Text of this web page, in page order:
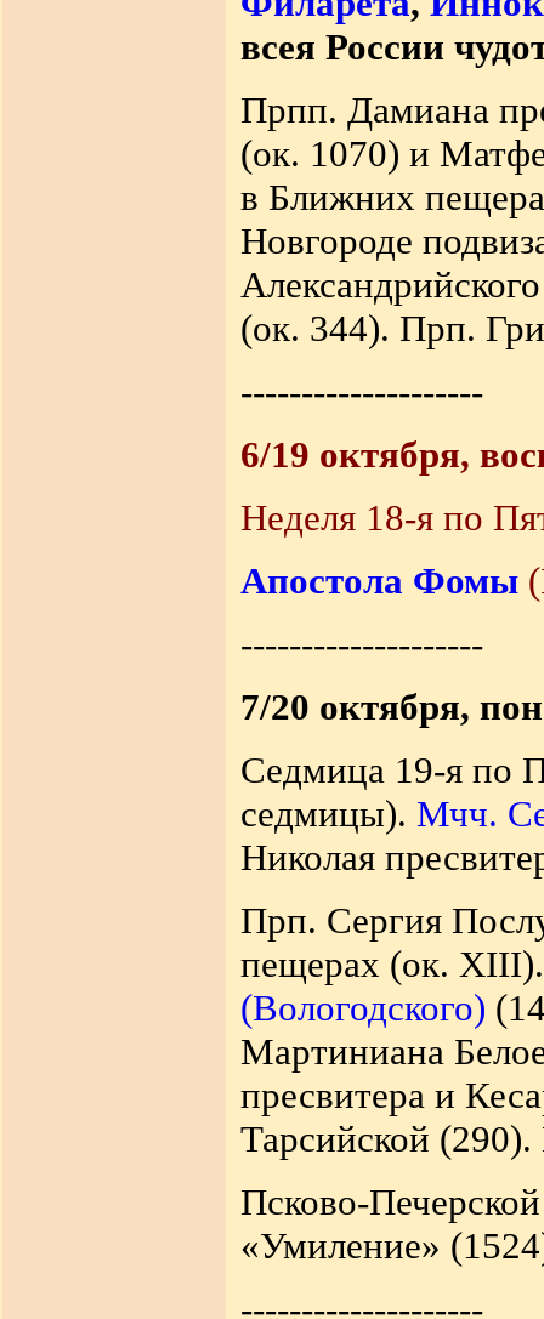
всея России
Прпп. Дамиана
(ок. 1070) и
в Ближних
Новгороде
(ок. 344). Прп.
--------------------
6/19 октября,
Неделя 18-я по
Апостола Фомы
--------------------
7/20 октября,
Седмица 19-я по
седмицы). Мчч.
Николая
Прп. Сергия
пещерах (ок.
(Вологодского)
Мартиниана
пресвитера и
Тарсийской
Псково-
«Умиление»
--------------------